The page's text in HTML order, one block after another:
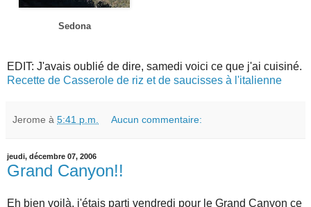
Sedona
EDIT: J'avais oublié de dire, samedi voici ce que j'ai cuisiné.
Recette de Casserole de riz et de saucisses à l'italienne
Jerome à 5:41 p.m. Aucun commentaire:
jeudi, décembre 07, 2006
Grand Canyon!!
Eh bien voilà, j'étais parti vendredi pour le Grand Canyon ce